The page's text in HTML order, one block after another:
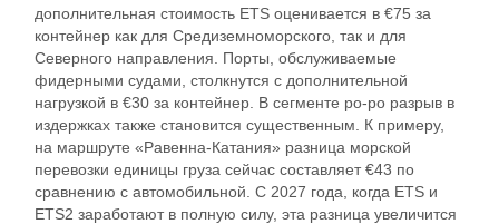
дополнительная стоимость ETS оценивается в €75 за
контейнер как для Средиземноморского, так и для
Северного направления. Порты, обслуживаемые
фидерными судами, столкнутся с дополнительной
нагрузкой в €30 за контейнер. В сегменте ро-ро разрыв в
издержках также становится существенным. К примеру,
на маршруте «Равенна-Катания» разница морской
перевозки единицы груза сейчас составляет €43 по
сравнению с автомобильной. С 2027 года, когда ETS и
ETS2 заработают в полную силу, эта разница увеличится